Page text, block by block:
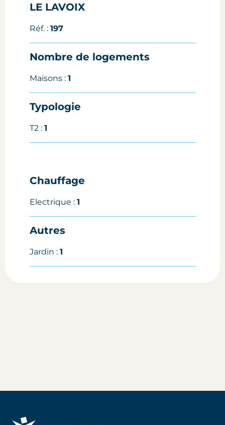
LE LAVOIX
Réf. :197
Nombre de logements
Maisons :1
Typologie
T2 :1
Chauffage
Electrique :1
Autres
Jardin :1